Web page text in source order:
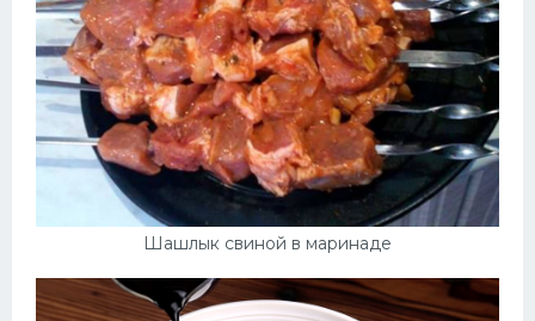
Шашлык свиной в маринаде